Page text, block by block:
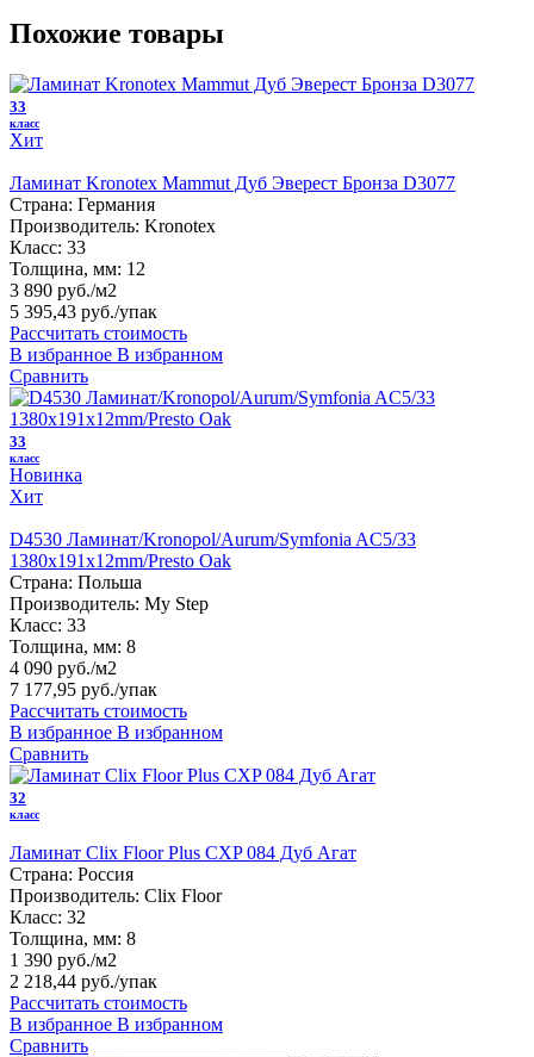
Похожие товары
33
класс
Хит
Ламинат Kronotex Mammut Дуб Эверест Бронза D3077
Страна: Германия
Производитель: Kronotex
Класс: 33
Толщина, мм: 12
3 890 руб./м2
5 395,43 руб./упак
Рассчитать стоимость
В избранное В избранном
Сравнить
33
класс
Новинка
Хит
D4530 Ламинат/Kronopol/Aurum/Symfonia AC5/33
1380х191х12mm/Presto Oak
Страна: Польша
Производитель: My Step
Класс: 33
Толщина, мм: 8
4 090 руб./м2
7 177,95 руб./упак
Рассчитать стоимость
В избранное В избранном
Сравнить
32
класс
Ламинат Clix Floor Plus CXP 084 Дуб Агат
Страна: Россия
Производитель: Clix Floor
Класс: 32
Толщина, мм: 8
1 390 руб./м2
2 218,44 руб./упак
Рассчитать стоимость
В избранное В избранном
Сравнить